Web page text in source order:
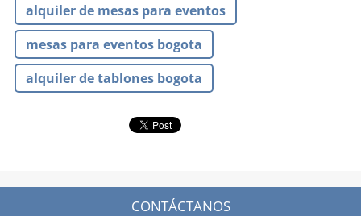
alquiler de mesas para eventos
mesas para eventos bogota
alquiler de tablones bogota
CONTÁCTANOS